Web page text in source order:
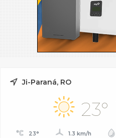
Ji-Paraná, RO
23°
23° 1.3 km/h